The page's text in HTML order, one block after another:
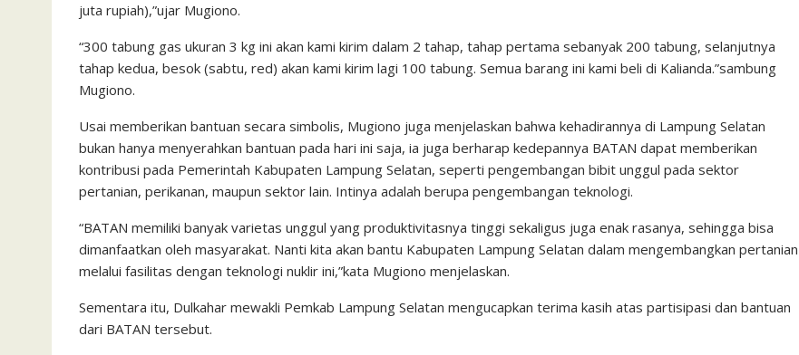
juta rupiah),”ujar Mugiono.
“300 tabung gas ukuran 3 kg ini akan kami kirim dalam 2 tahap, tahap pertama sebanyak 200 tabung, selanjutnya
tahap kedua, besok (sabtu, red) akan kami kirim lagi 100 tabung. Semua barang ini kami beli di Kalianda.”sambung
Mugiono.
Usai memberikan bantuan secara simbolis, Mugiono juga menjelaskan bahwa kehadirannya di Lampung Selatan
bukan hanya menyerahkan bantuan pada hari ini saja, ia juga berharap kedepannya BATAN dapat memberikan
kontribusi pada Pemerintah Kabupaten Lampung Selatan, seperti pengembangan bibit unggul pada sektor
pertanian, perikanan, maupun sektor lain. Intinya adalah berupa pengembangan teknologi.
“BATAN memiliki banyak varietas unggul yang produktivitasnya tinggi sekaligus juga enak rasanya, sehingga bisa
dimanfaatkan oleh masyarakat. Nanti kita akan bantu Kabupaten Lampung Selatan dalam mengembangkan pertanian
melalui fasilitas dengan teknologi nuklir ini,”kata Mugiono menjelaskan.
Sementara itu, Dulkahar mewakli Pemkab Lampung Selatan mengucapkan terima kasih atas partisipasi dan bantuan
dari BATAN tersebut.